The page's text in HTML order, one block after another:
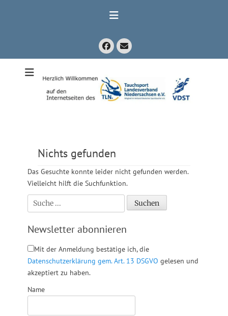
Facebook
E-
Mail
Tauchsport
Landesverband
Nichts gefunden
Das Gesuchte konnte leider nicht gefunden werden.
Vielleicht hilft die Suchfunktion.
Suchen
nach:
Newsletter abonnieren
Mit der Anmeldung bestätige ich, die
Datenschutzerklärung gem. Art. 13 DSGVO gelesen und
akzeptiert zu haben.
Name